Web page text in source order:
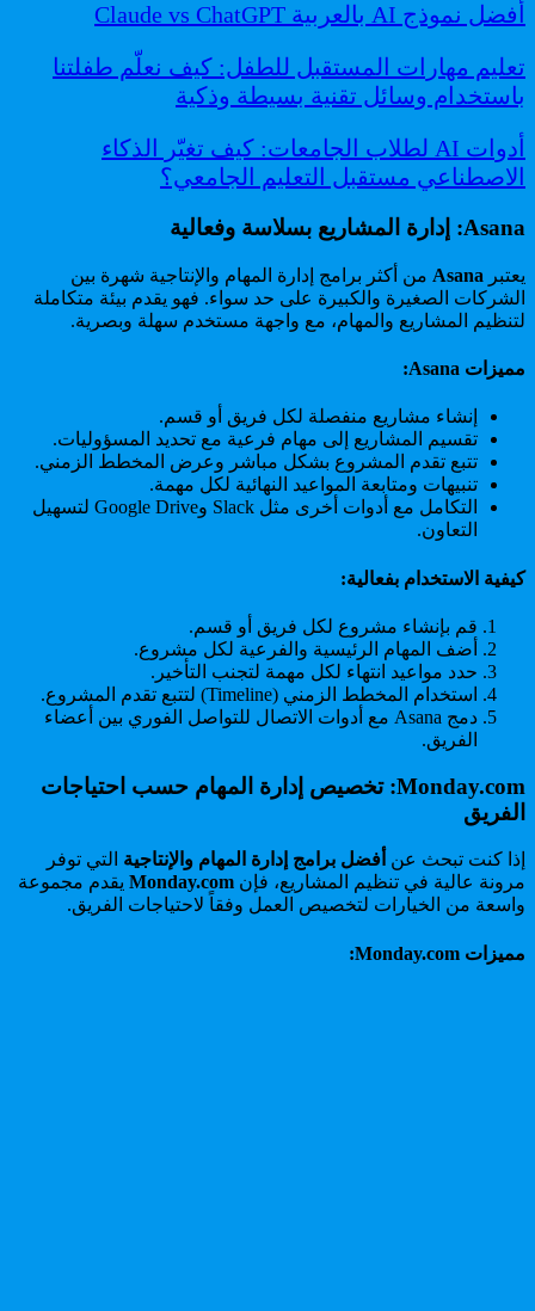
أفضل نموذج AI بالعربية Claude vs ChatGPT
تعليم مهارات المستقبل للطفل: كيف نعلّم طفلتنا
باستخدام وسائل تقنية بسيطة وذكية
أدوات AI لطلاب الجامعات: كيف تغيّر الذكاء
الاصطناعي مستقبل التعليم الجامعي؟
Asana: إدارة المشاريع بسلاسة وفعالية
يعتبر Asana من أكثر برامج إدارة المهام والإنتاجية شهرة بين
الشركات الصغيرة والكبيرة على حد سواء. فهو يقدم بيئة متكاملة
لتنظيم المشاريع والمهام، مع واجهة مستخدم سهلة وبصرية.
مميزات Asana:
إنشاء مشاريع منفصلة لكل فريق أو قسم.
تقسيم المشاريع إلى مهام فرعية مع تحديد المسؤوليات.
تتبع تقدم المشروع بشكل مباشر وعرض المخطط الزمني.
تنبيهات ومتابعة المواعيد النهائية لكل مهمة.
التكامل مع أدوات أخرى مثل Slack وGoogle Drive لتسهيل
التعاون.
كيفية الاستخدام بفعالية:
قم بإنشاء مشروع لكل فريق أو قسم.
أضف المهام الرئيسية والفرعية لكل مشروع.
حدد مواعيد انتهاء لكل مهمة لتجنب التأخير.
استخدام المخطط الزمني (Timeline) لتتبع تقدم المشروع.
دمج Asana مع أدوات الاتصال للتواصل الفوري بين أعضاء
الفريق.
Monday.com: تخصيص إدارة المهام حسب احتياجات
الفريق
إذا كنت تبحث عن أفضل برامج إدارة المهام والإنتاجية التي توفر
مرونة عالية في تنظيم المشاريع، فإن Monday.com يقدم مجموعة
واسعة من الخيارات لتخصيص العمل وفقاً لاحتياجات الفريق.
مميزات Monday.com: